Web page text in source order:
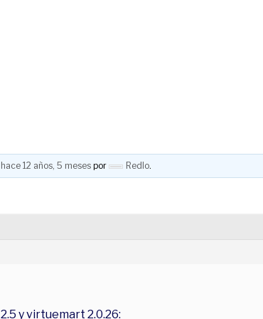
hace 12 años, 5 mesespor Redlo.
y virtuemart 2.0.26: